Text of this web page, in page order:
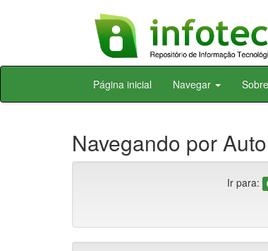
Skip
Página inicial Navegar Sobre
Navegando por
Ir para: